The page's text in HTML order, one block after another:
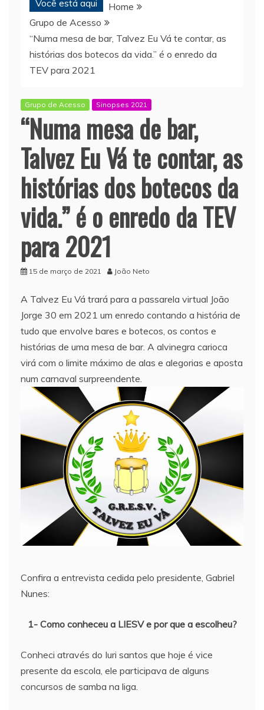
Você está aqui
Home
Grupo de Acesso
“Numa mesa de bar, Talvez Eu Vá te contar, as
histórias dos botecos da vida.” é o enredo da
TEV para 2021
Grupo de Acesso Sinopses 2021
“Numa mesa de bar,
Talvez Eu Vá te contar, as
histórias dos botecos da
vida.” é o enredo da TEV
para 2021
15 de março de 2021 João Neto
A Talvez Eu Vá trará para a passarela virtual João
Jorge 30 em 2021 um enredo contando a história de
tudo que envolve bares e botecos, os contos e
histórias de uma mesa de bar. A alvinegra carioca
virá com o limite máximo de alas e alegorias e aposta
num carnaval surpreendente.
Confira a entrevista cedida pelo presidente, Gabriel
Nunes:
1- Como conheceu a LIESV e por que a escolheu?
Conheci através do Iuri santos que hoje é vice
presente da escola, ele participava de alguns
concursos de samba na liga.